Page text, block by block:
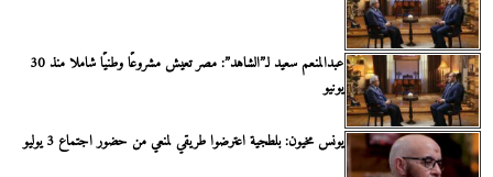
عبدالمنعم سعيد لـ”الشاهد”: مصر تعيش مشروعًا وطنيًا شاملا منذ 30
يونيو
يونس مخيون: بلطجية اعترضوا طريقي لمنعي من حضور اجتماع 3 يوليو